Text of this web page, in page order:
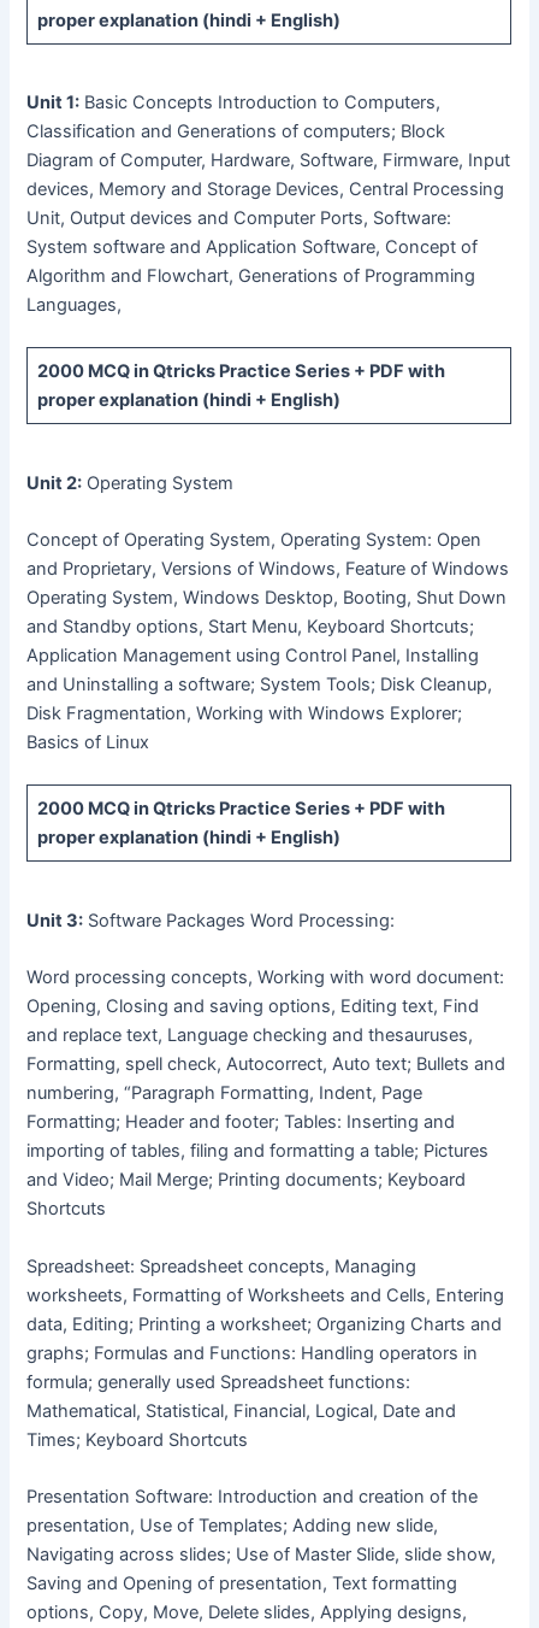
proper explanation (hindi + English)
Unit 1: Basic Concepts Introduction to Computers,
Classification and Generations of computers; Block
Diagram of Computer, Hardware, Software, Firmware, Input
devices, Memory and Storage Devices, Central Processing
Unit, Output devices and Computer Ports, Software:
System software and Application Software, Concept of
Algorithm and Flowchart, Generations of Programming
Languages,
2000 MCQin Qtricks Practice Series + PDF with
proper explanation (hindi + English)
Unit 2: Operating System
Concept of Operating System, Operating System: Open
and Proprietary, Versions of Windows, Feature of Windows
Operating System, Windows Desktop, Booting, Shut Down
and Standby options, Start Menu, Keyboard Shortcuts;
Application Management using Control Panel, Installing
and Uninstalling a software; System Tools; Disk Cleanup,
Disk Fragmentation, Working with Windows Explorer;
Basics of Linux
2000 MCQin Qtricks Practice Series + PDF with
proper explanation (hindi + English)
Unit 3: Software Packages Word Processing:
Word processing concepts, Working with word document:
Opening, Closing and saving options, Editing text, Find
and replace text, Language checking and thesauruses,
Formatting, spell check, Autocorrect, Auto text; Bullets and
numbering, “Paragraph Formatting, Indent, Page
Formatting; Header and footer; Tables: Inserting and
importing of tables, filing and formatting a table; Pictures
and Video; Mail Merge; Printing documents; Keyboard
Shortcuts
Spreadsheet: Spreadsheet concepts, Managing
worksheets, Formatting of Worksheets and Cells, Entering
data, Editing; Printing a worksheet; Organizing Charts and
graphs; Formulas and Functions: Handling operators in
formula; generally used Spreadsheet functions:
Mathematical, Statistical, Financial, Logical, Date and
Times; Keyboard Shortcuts
Presentation Software: Introduction and creation of the
presentation, Use of Templates; Adding new slide,
Navigating across slides; Use of Master Slide, slide show,
Saving and Opening of presentation, Text formatting
options, Copy, Move, Delete slides, Applying designs,